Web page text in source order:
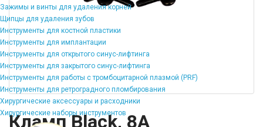
Зажимы и винты для удаления корней
Щипцы для удаления зубов
Инструменты для костной пластики
Инструменты для имплантации
Инструменты для открытого синус-лифтинга
Инструменты для закрытого синус-лифтинга
Инструменты для работы с тромбоцитарной плазмой (PRF)
Инструменты для ретроградного пломбирования
Хирургические аксессуары и расходники
Хирургические наборы инструментов
Кламп Black, 8A